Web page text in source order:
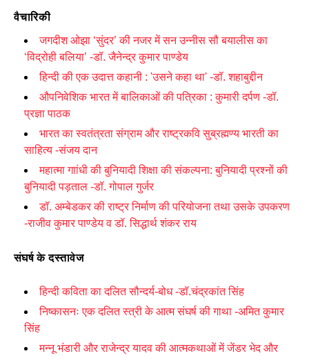
वैचारिकी
जगदीश ओझा ‘सुंदर’ की नजर में सन उन्नीस सौ बयालीस का
‘विद्रोही बलिया’ -डॉ. जैनेन्द्र कुमार पाण्डेय
हिन्दी की एक उदात्त कहानी : 'उसने कहा था' -डॉ. शहाबुद्दीन
औपनिवेशिक भारत में बालिकाओं की पत्रिका : कुमारी दर्पण -डॉ.
प्रज्ञा पाठक
भारत का स्वतंत्रता संग्राम और राष्ट्रकवि सुब्रह्मण्य भारती का
साहित्य -संजय दान
महात्मा गाांधी की बुनियादी शिक्षा की संकल्पना: बुनियादी प्रश्नों की
बुनियादी पड़ताल -डॉ. गोपाल गुर्जर
डॉ. अम्बेडकर की राष्ट्र निर्माण की परियोजना तथा उसके उपकरण
-राजीव कुमार पाण्डेय व डॉ. सिद्धार्थ शंकर राय
संघर्ष के दस्तावेज
हिन्दी कविता का दलित सौन्दर्य-बोध -डॉ.चंद्रकांत सिंह
निष्कासनः एक दलित स्त्री के आत्म संघर्ष की गाथा -अमित कुमार
सिंह
मन्नू भंडारी और राजेन्द्र यादव की आत्मकथाओं में जेंडर भेद और